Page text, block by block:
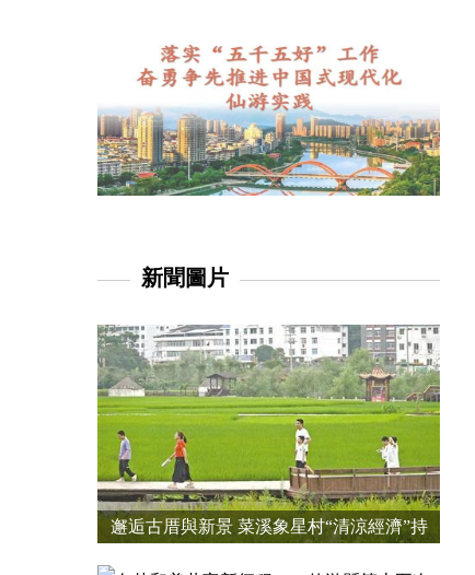
新聞圖片
邂逅古厝與新景 菜溪象星村“清涼經濟”持